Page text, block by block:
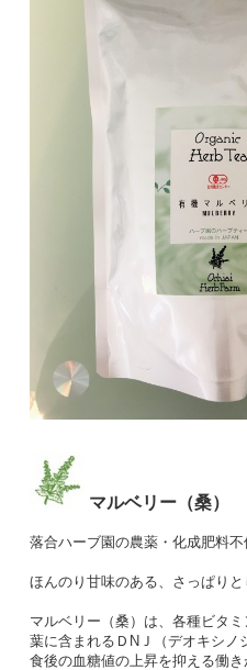
マルベリー（桑）
落合ハーブ園の農薬・化成肥料
ほんのり甘味のある、さっぱり
マルベリー（桑）は、各種ビタ
葉に含まれるＤNＪ（デオキシノ
食後の血糖値の上昇を抑える働